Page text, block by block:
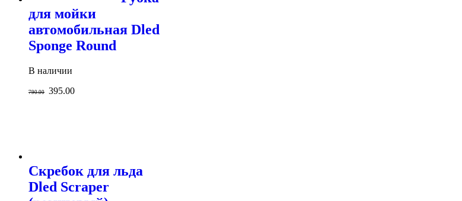
для мойки
автомобильная Dled
Sponge Round
В наличии
790.00 395.00
Скребок для льда
Dled Scraper